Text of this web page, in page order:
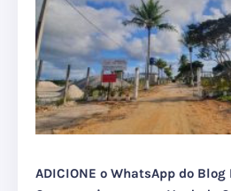
ADICIONE o WhatsApp do Blog